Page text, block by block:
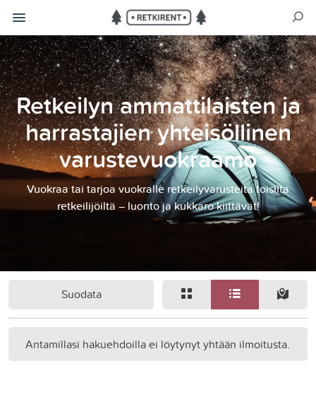
Retkeilyn ammattilaisten ja
harrastajien yhteisöllinen
varustevuokraamo
Vuokraa tai tarjoa vuokralle retkeilyvarusteita toisilta
retkeilijöiltä – luonto ja kukkaro kiittävät!
Suodata
Antamillasi hakuehdoilla ei löytynyt yhtään ilmoitusta.